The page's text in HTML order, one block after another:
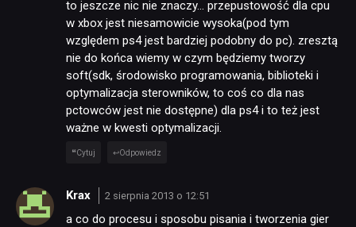
to jeszcze nic nie znaczy… przepustowość dla cpu
w xbox jest niesamowicie wysoka(pod tym
względem ps4 jest bardziej podobny do pc). zresztą
nie do końca wiemy w czym będziemy tworzy
soft(sdk, środowisko programowania, biblioteki i
optymalizacja sterowników, to coś co dla nas
pctowców jest nie dostępne) dla ps4 i to też jest
ważne w kwesti optymalizacji.
Cytuj Odpowiedz
Krax 2 sierpnia 2013 o 12:51
a co do procesu i sposobu pisania i tworzenia gier